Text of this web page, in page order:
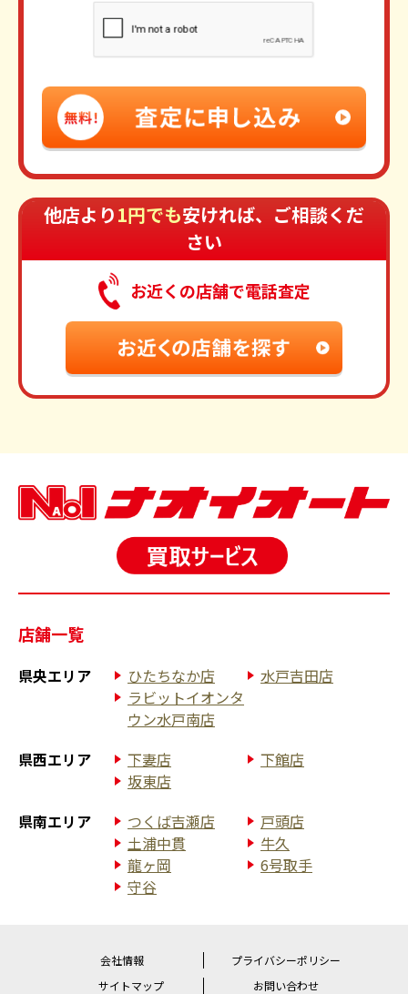
他店より1円でも安ければ、ご相談くだ
さい
お近くの店舗で電話査定
店舗一覧
県央エリア ひたちなか店
水戸吉田店
ラビットイオンタ
ウン水戸南店
県西エリア
下妻店
下館店
坂東店
県南エリア
つくば吉瀬店
戸頭店
土浦中貫
牛久
龍ヶ岡
6号取手
守谷
会社情報
プライバシーポリシー
サイトマップ
お問い合わせ